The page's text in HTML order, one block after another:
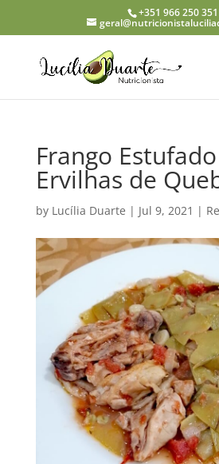
+351 966 250 351
Frango
Ervilhas de
by Lucília Duarte | Jul 9, 2021 |